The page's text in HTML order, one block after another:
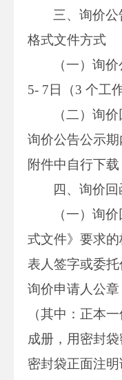
三、询价
格式文件方式
（一）询
5- 7日（3 个工
（二）询
询价公告公示
附件中自行下载
四、询价
（一）询
式文件》要求
表人签字或委
询价申请人公
（其中：正本
成册，用密封
密封袋正面注